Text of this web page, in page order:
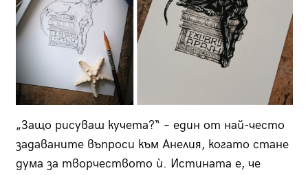
„Защо рисуваш кучета?“ – един от най-често
задаваните въпроси към Анелия, когато стане
дума за творчеството ѝ. Истината е, че